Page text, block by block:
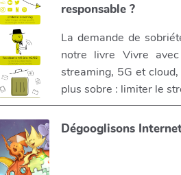
responsable ?
La demande de
notre livre Vivre
streaming, 5G et
plus sobre : limiter le
Dégooglisons